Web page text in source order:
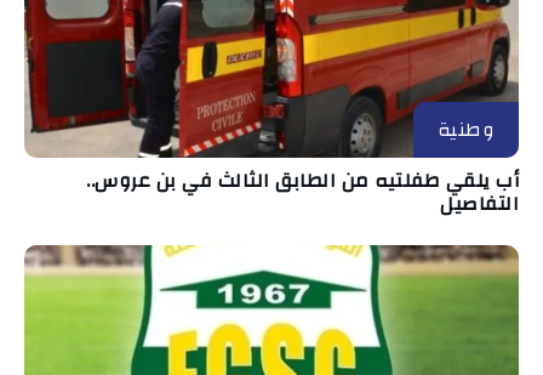
وطنية
أب يلقي طفلتيه من الطابق الثالث في بن عروس..
التفاصيل